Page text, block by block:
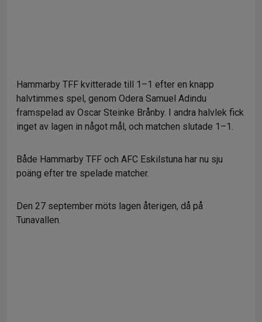
Hammarby TFF kvitterade till 1–1 efter en knapp
halvtimmes spel, genom Odera Samuel Adindu
framspelad av Oscar Steinke Brånby. I andra halvlek fick
inget av lagen in något mål, och matchen slutade 1–1.
Både Hammarby TFF och AFC Eskilstuna har nu sju
poäng efter tre spelade matcher.
Den 27 september möts lagen återigen, då på
Tunavallen.